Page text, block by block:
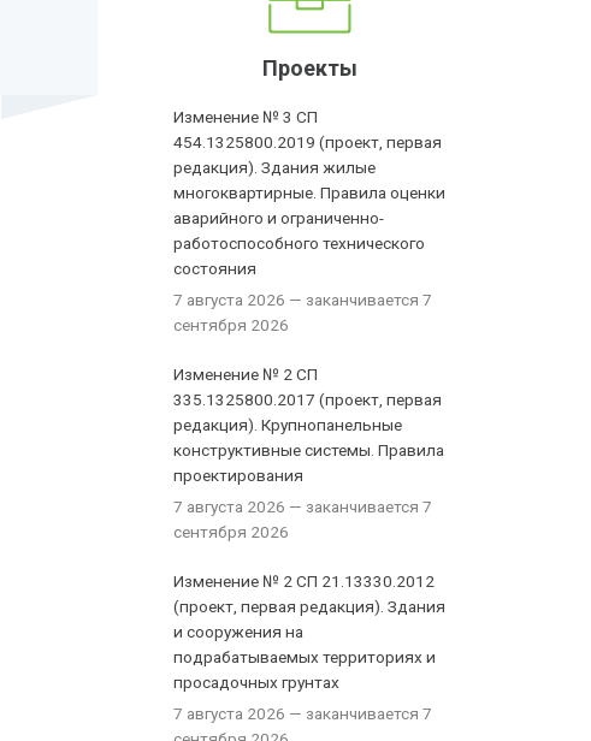
Проекты
Изменение № 3 СП
454.1325800.2019 (проект, первая
редакция). Здания жилые
многоквартирные. Правила оценки
аварийного и ограниченно-
работоспособного технического
состояния
7 августа 2026 — заканчивается 7
сентября 2026
Изменение № 2 СП
335.1325800.2017 (проект, первая
редакция). Крупнопанельные
конструктивные системы. Правила
проектирования
7 августа 2026 — заканчивается 7
сентября 2026
Изменение № 2 СП 21.13330.2012
(проект, первая редакция). Здания
и сооружения на
подрабатываемых территориях и
просадочных грунтах
7 августа 2026 — заканчивается 7